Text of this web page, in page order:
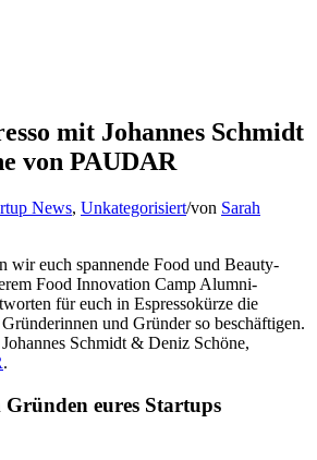
mit Johannes Schmidt
von PAUDAR
News, Unkategorisiert/von Sarah
wir euch spannende Food und Beauty-
Food Innovation Camp Alumni-
für euch in Espressokürze die
und Gründer so beschäftigen.
Schmidt & Deniz Schöne,
.
Gründen eures Startups